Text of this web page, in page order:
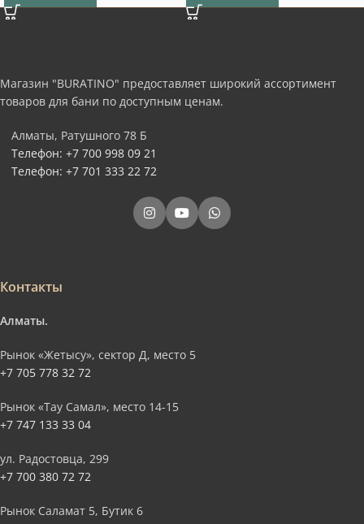
Магазин "BURATINO" предоставляет широкий ассортимент
товаров для бани по доступным ценам.
Алматы, Ратушного 78 Б
Телефон: +7 700 998 09 21
Телефон: +7 701 333 22 72
Контакты
Алматы.
Рынок «Жетысу», сектор Д, место 5
+7 705 778 32 72
Рынок «Тау Самал», место 14-15
+7 747 133 33 04
ул. Радостовца, 299
+7 700 380 72 72
Рынок Саламат 5, Бутик 6